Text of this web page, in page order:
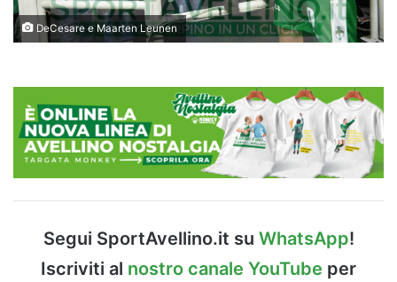
DeCesare e Maarten Leunen
Segui SportAvellino.it su WhatsApp!
Iscriviti al nostro canale YouTube per